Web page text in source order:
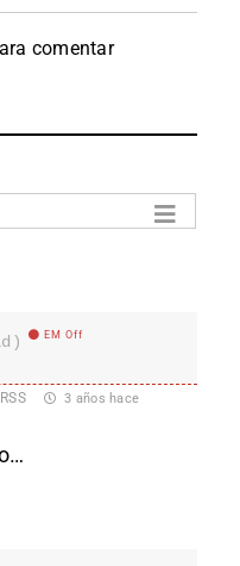
comentar
EM Off
3 años hace